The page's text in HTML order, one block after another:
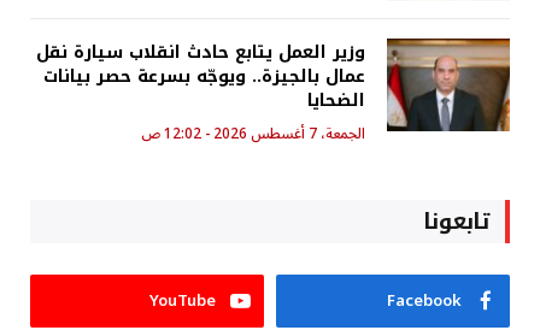
وزير العمل يتابع حادث انقلاب سيارة نقل
عمال بالجيزة.. ويوجّه بسرعة حصر بيانات
الضحايا
الجمعة، 7 أغسطس 2026 - 12:02 ص
تابعونا
Facebook
YouTube